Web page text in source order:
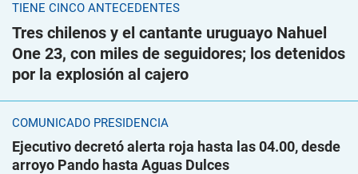
TIENE CINCO ANTECEDENTES
Tres chilenos y el cantante uruguayo Nahuel
One 23, con miles de seguidores; los detenidos
por la explosión al cajero
COMUNICADO PRESIDENCIA
Ejecutivo decretó alerta roja hasta las 04.00, desde
arroyo Pando hasta Aguas Dulces